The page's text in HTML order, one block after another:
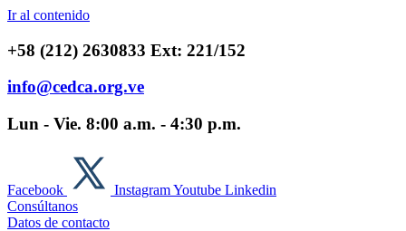
Ir al contenido
+58 (212) 2630833 Ext: 221/152
info@cedca.org.ve
Lun - Vie. 8:00 a.m. - 4:30 p.m.
Facebook InstagramYoutube Linkedin
Consúltanos
Datos de contacto